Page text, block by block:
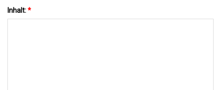
Inhalt:*